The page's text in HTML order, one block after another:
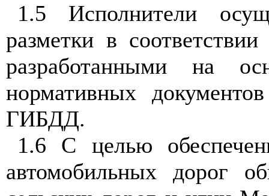
1.5 Исполнители
разметки в
разработанными на
нормативных
ГИБДД.
1.6 С целью
автомобильных дорог